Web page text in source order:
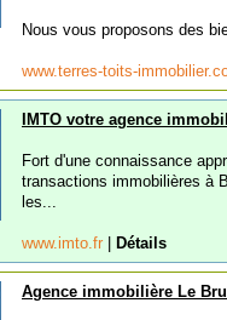
Nous vous proposons des
www.terres-toits-
IMTO votre agence
Fort d'une connaissance
transactions immobilières à
les...
www.imto.fr Détails
Agence immobilière Le